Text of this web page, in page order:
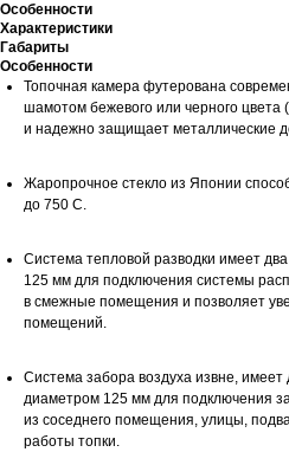
Особенности
Характеристики
Габариты
Особенности
Топочная камера футерована
шамотом бежевого или черного цвета
и надежно защищает металлические
Жаропрочное стекло из Японии
до 750 С.
Система тепловой разводки имеет
125 мм для подключения системы
в смежные помещения и позволяет
помещений.
Система забора воздуха извне, имеет
диаметром 125 мм для подключения
из соседнего помещения, улицы,
работы топки.